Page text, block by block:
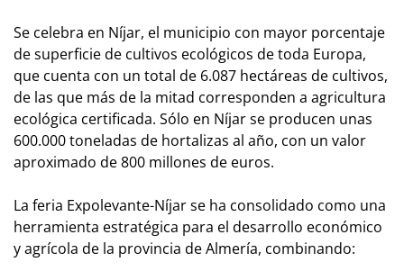
Se celebra en Níjar, el municipio con mayor porcentaje
de superficie de cultivos ecológicos de toda Europa,
que cuenta con un total de 6.087 hectáreas de cultivos,
de las que más de la mitad corresponden a agricultura
ecológica certificada. Sólo en Níjar se producen unas
600.000 toneladas de hortalizas al año, con un valor
aproximado de 800 millones de euros.
La feria Expolevante-Níjar se ha consolidado como una
herramienta estratégica para el desarrollo económico
y agrícola de la provincia de Almería, combinando: